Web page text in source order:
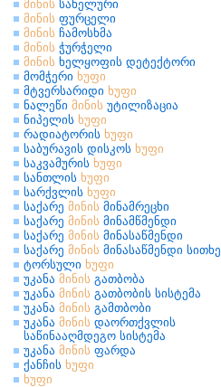
მინის სახელური
მინის ფურცელი
მინის ჩამოსხმა
მინის ჭურჭელი
მინის ხელყოფის დეტექტორი
მომჭერი ხუფი
მტვერსარიდი ხუფი
ნალეწი მინის უტილიზაცია
ნიპელის ხუფი
რადიატორის ხუფი
საბურავის დისკოს ხუფი
საკვამურის ხუფი
სანთლის ხუფი
სარქვლის ხუფი
საქარე მინის მინამრეცხი
საქარე მინის მინამწმენდი
საქარე მინის მინასაწმენდი
საქარე მინის მინასაწმენდი სითხე
ტორსული ხუფი
უკანა მინის გათბობა
უკანა მინის გათბობის სისტემა
უკანა მინის გამთბობი
უკანა მინის დაორთქვლის
საწინააღმდეგო სისტემა
უკანა მინის ფარდა
ქანჩის ხუფი
ხუფი